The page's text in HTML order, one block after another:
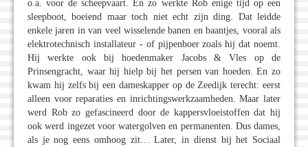
o.a. voor de scheepvaart. En zo werkte Rob enige tijd op een
sleepboot, boeiend maar toch niet echt zijn ding. Dat leidde
enkele jaren in van veel wisselende banen en baantjes, vooral als
elektrotechnisch installateur - of pijpenboer zoals hij dat noemt.
Hij werkte ook bij hoedenmaker Jacobs & Vles op de
Prinsengracht, waar hij hielp bij het persen van hoeden. En zo
kwam hij zelfs bij een dameskapper op de Zeedijk terecht: eerst
alleen voor reparaties en inrichtingswerkzaamheden. Maar later
werd Rob zo gefascineerd door de kappersvloeistoffen dat hij
ook werd ingezet voor watergolven en permanenten. Dus dames,
als je nog eens omhoog zit… Later, in dienst bij het Sociaal